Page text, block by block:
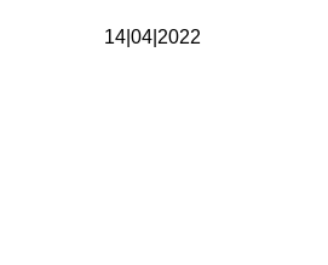
14|04|2022